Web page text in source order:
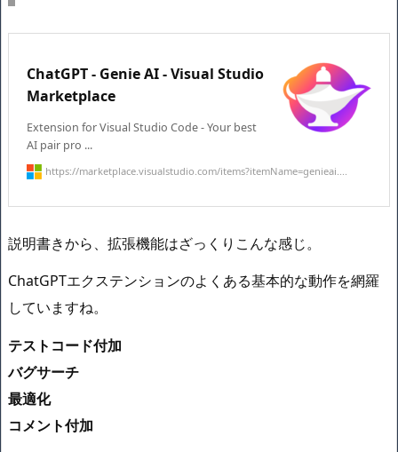
ChatGPT - Genie AI - Visual Studio
Marketplace
Extension for Visual Studio Code - Your best
AI pair pro ...
https://marketplace.visualstudio.com/items?itemName=genieai....
説明書きから、拡張機能はざっくりこんな感じ。
ChatGPTエクステンションのよくある基本的な動作を網羅
していますね。
テストコード付加
バグサーチ
最適化
コメント付加